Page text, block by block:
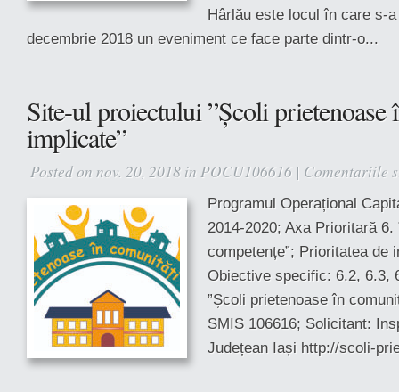
Hârlău este locul în care s-
decembrie 2018 un eveniment ce face parte dintr-o...
Site-ul proiectului ”Școli prietenoase
implicate”
Posted on nov. 20, 2018 in POCU106616 | Comentariile
Programul Operațional
2014-2020; Axa Prioritară 6.
competențe”; Prioritatea de
Obiective specific: 6.2, 6.3,
”Școli prietenoase în
SMIS 106616; Solicitant:
Județean Iași http://scoli-